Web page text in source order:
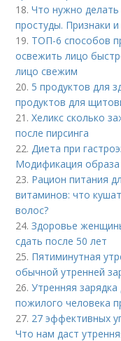
18.Что нужно
простуды. Признаки
19. ТОП-6 способов
освежить лицо
лицо свежим
20. 5 продуктов для
продуктов для
21.Хеликс сколько
после пирсинга
22.Диета при
Модификация
23. Рацион питания
витаминов: что
волос?
24.Здоровье
сдать после 50 лет
25. Пятиминутная
обычной утренней
26.Утренняя
пожилого человека
27. 27 эффективных
Что нам даст